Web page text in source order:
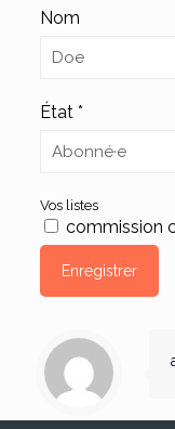
Nom
État *
Vos listes
commission